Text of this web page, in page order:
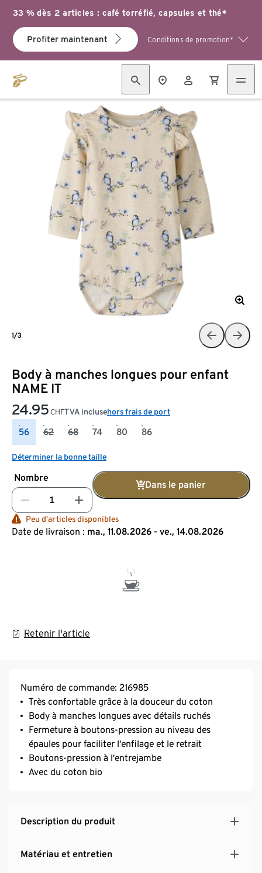
33 % dès 2 articles : café torréfié, capsules et thé*
Profiter maintenant Conditions de promotion*
Body à manches longues pour enfant
NAME IT
24.95 CHFTVA inclusehors frais de port
56 62 68 74 80 86
Déterminer la bonne taille
Nombre
Dans le panier
Peu d’articles disponibles
Date de livraison : ma., 11.08.2026 - ve., 14.08.2026
Retenir l'article
1/3
Numéro de commande: 216985
Très confortable grâce à la douceur du coton
Body à manches longues avec détails ruchés
Fermeture à boutons-pression au niveau des
épaules pour faciliter l’enfilage et le retrait
Boutons-pression à l’entrejambe
Avec du coton bio
Description du produit
Matériau et entretien